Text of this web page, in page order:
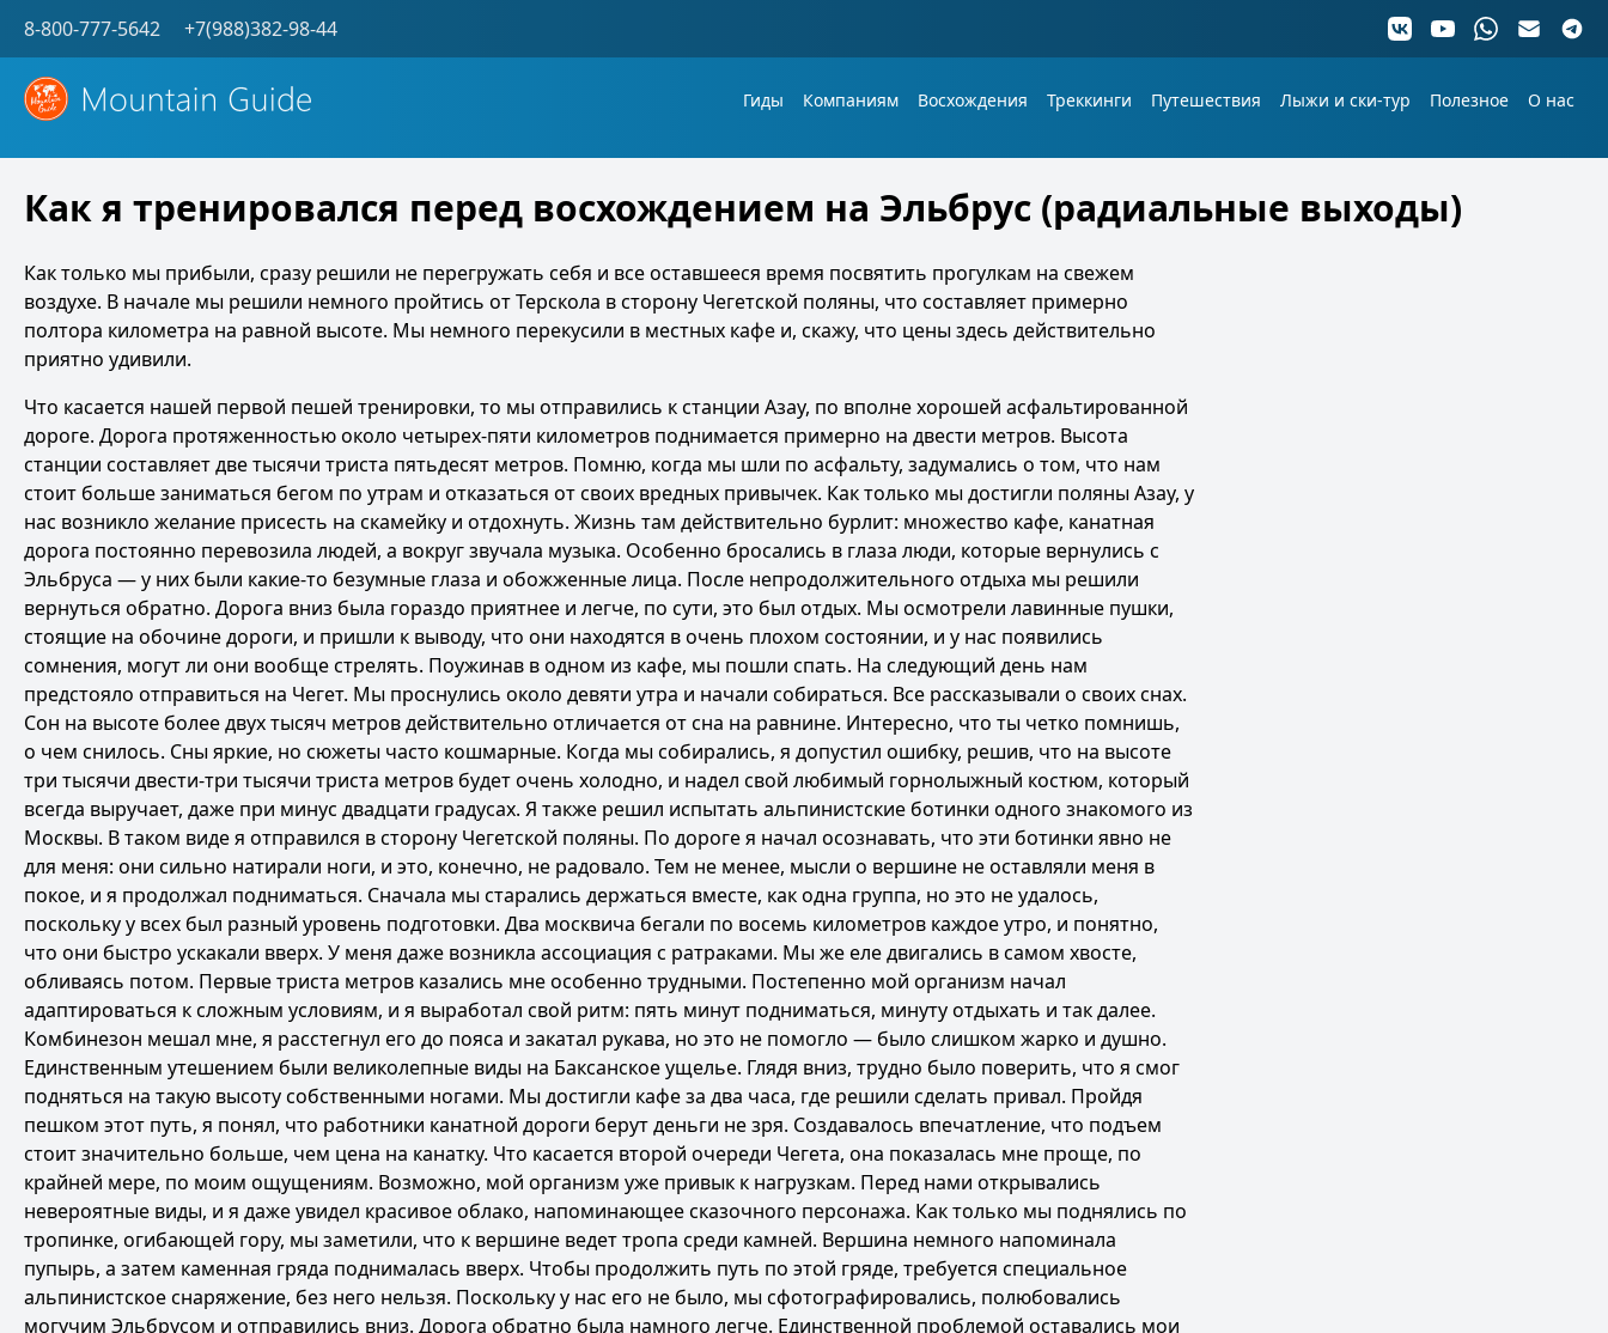
8-800-777-5642 +7(988)382-98-44
Гиды Компаниям Восхождения Треккинги Путешествия Лыжи и ски-тур Полезное О нас
Как я тренировался перед восхождением на Эльбрус (радиальные выходы)
Как только мы прибыли, сразу решили не перегружать себя и все оставшееся время посвятить прогулкам на свежем
воздухе. В начале мы решили немного пройтись от Терскола в сторону Чегетской поляны, что составляет примерно
полтора километра на равной высоте. Мы немного перекусили в местных кафе и, скажу, что цены здесь действительно
приятно удивили.
Что касается нашей первой пешей тренировки, то мы отправились к станции Азау, по вполне хорошей асфальтированной
дороге. Дорога протяженностью около четырех-пяти километров поднимается примерно на двести метров. Высота
станции составляет две тысячи триста пятьдесят метров. Помню, когда мы шли по асфальту, задумались о том, что нам
стоит больше заниматься бегом по утрам и отказаться от своих вредных привычек. Как только мы достигли поляны Азау, у
нас возникло желание присесть на скамейку и отдохнуть. Жизнь там действительно бурлит: множество кафе, канатная
дорога постоянно перевозила людей, а вокруг звучала музыка. Особенно бросались в глаза люди, которые вернулись с
Эльбруса — у них были какие-то безумные глаза и обожженные лица. После непродолжительного отдыха мы решили
вернуться обратно. Дорога вниз была гораздо приятнее и легче, по сути, это был отдых. Мы осмотрели лавинные пушки,
стоящие на обочине дороги, и пришли к выводу, что они находятся в очень плохом состоянии, и у нас появились
сомнения, могут ли они вообще стрелять. Поужинав в одном из кафе, мы пошли спать. На следующий день нам
предстояло отправиться на Чегет. Мы проснулись около девяти утра и начали собираться. Все рассказывали о своих снах.
Сон на высоте более двух тысяч метров действительно отличается от сна на равнине. Интересно, что ты четко помнишь,
о чем снилось. Сны яркие, но сюжеты часто кошмарные. Когда мы собирались, я допустил ошибку, решив, что на высоте
три тысячи двести-три тысячи триста метров будет очень холодно, и надел свой любимый горнолыжный костюм, который
всегда выручает, даже при минус двадцати градусах. Я также решил испытать альпинистские ботинки одного знакомого из
Москвы. В таком виде я отправился в сторону Чегетской поляны. По дороге я начал осознавать, что эти ботинки явно не
для меня: они сильно натирали ноги, и это, конечно, не радовало. Тем не менее, мысли о вершине не оставляли меня в
покое, и я продолжал подниматься. Сначала мы старались держаться вместе, как одна группа, но это не удалось,
поскольку у всех был разный уровень подготовки. Два москвича бегали по восемь километров каждое утро, и понятно,
что они быстро ускакали вверх. У меня даже возникла ассоциация с ратраками. Мы же еле двигались в самом хвосте,
обливаясь потом. Первые триста метров казались мне особенно трудными. Постепенно мой организм начал
адаптироваться к сложным условиям, и я выработал свой ритм: пять минут подниматься, минуту отдыхать и так далее.
Комбинезон мешал мне, я расстегнул его до пояса и закатал рукава, но это не помогло — было слишком жарко и душно.
Единственным утешением были великолепные виды на Баксанское ущелье. Глядя вниз, трудно было поверить, что я смог
подняться на такую высоту собственными ногами. Мы достигли кафе за два часа, где решили сделать привал. Пройдя
пешком этот путь, я понял, что работники канатной дороги берут деньги не зря. Создавалось впечатление, что подъем
стоит значительно больше, чем цена на канатку. Что касается второй очереди Чегета, она показалась мне проще, по
крайней мере, по моим ощущениям. Возможно, мой организм уже привык к нагрузкам. Перед нами открывались
невероятные виды, и я даже увидел красивое облако, напоминающее сказочного персонажа. Как только мы поднялись по
тропинке, огибающей гору, мы заметили, что к вершине ведет тропа среди камней. Вершина немного напоминала
пупырь, а затем каменная гряда поднималась вверх. Чтобы продолжить путь по этой гряде, требуется специальное
альпинистское снаряжение, без него нельзя. Поскольку у нас его не было, мы сфотографировались, полюбовались
могучим Эльбрусом и отправились вниз. Дорога обратно была намного легче. Единственной проблемой оставались мои